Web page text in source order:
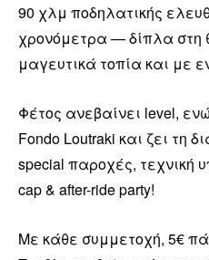
90 χλμ ποδηλατικής
χρονόμετρα — δίπλα
μαγευτικά τοπία και με
Φέτος ανεβαίνει level,
Fondo Loutraki και ζει τη
special παροχές, τεχνική
cap & after-ride party!
Με κάθε συμμετοχή, 5€